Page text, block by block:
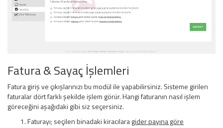
Fatura & Sayaç İşlemleri
Fatura giriş ve çıkışlarınızı bu modül ile yapabilirsiniz. Sisteme girilen
faturalar dört farklı şekilde işlem görür. Hangi faturanın nasıl işlem
göreceğini aşağıdaki gibi siz seçersiniz.
Faturayı; seçilen binadaki kiracılaragider payına göre